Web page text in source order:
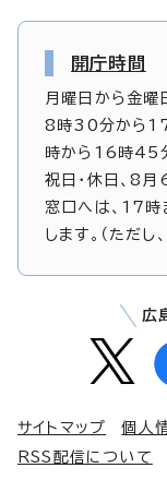
開庁時間
月曜日から金曜
8時30分から17
時から16時45
祝日・休日、8
窓口へは、17時
します。（ただ
広
サイトマップ 個人
RSS配信について